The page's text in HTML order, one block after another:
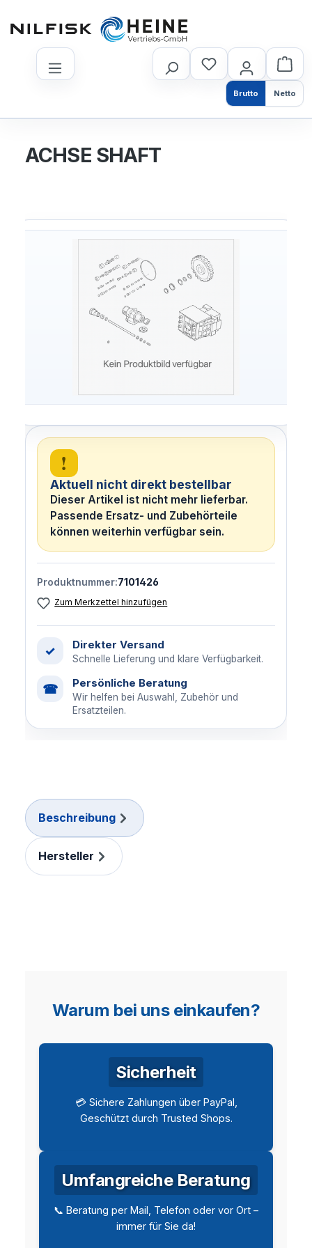
Brutto Netto
ACHSE SHAFT
!
Aktuell nicht direkt bestellbar
Dieser Artikel ist nicht mehr lieferbar.
Passende Ersatz- und Zubehörteile
können weiterhin verfügbar sein.
Produktnummer:7101426
Zum Merkzettel hinzufügen
✓ Direkter Versand
Schnelle Lieferung und klare Verfügbarkeit.
☎ Persönliche Beratung
Wir helfen bei Auswahl, Zubehör und
Ersatzteilen.
Beschreibung
Hersteller
Warum bei uns einkaufen?
Sicherheit
💳 Sichere Zahlungen über PayPal,
Geschützt durch Trusted Shops.
Umfangreiche Beratung
📞 Beratung per Mail, Telefon oder vor Ort –
immer für Sie da!